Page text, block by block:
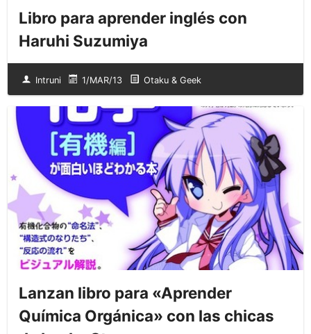
Libro para aprender inglés con
Haruhi Suzumiya
Intruni 1/MAR/13 Otaku & Geek
Lanzan libro para «Aprender
Química Orgánica» con las chicas